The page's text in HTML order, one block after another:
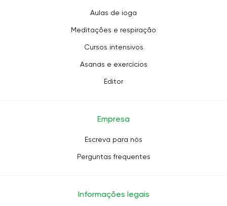
Aulas de ioga
Meditações e respiração
Cursos intensivos
Asanas e exercícios
Editor
Empresa
Escreva para nós
Perguntas frequentes
Informações legais